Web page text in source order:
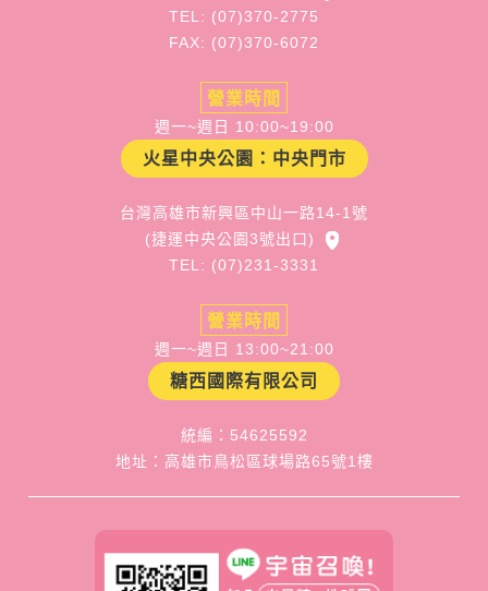
TEL: (07)370-2775
FAX: (07)370-6072
營業時間
週一~週日 10:00~19:00
火星中央公園：中央門市
台灣高雄市新興區中山一路14-1號
(捷運中央公園3號出口)
TEL: (07)231-3331
營業時間
週一~週日 13:00~21:00
糖西國際有限公司
統編：54625592
地址：高雄市鳥松區球場路65號1樓